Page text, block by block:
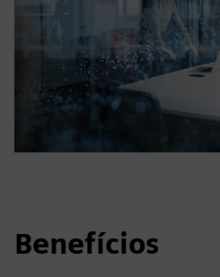
Benefícios